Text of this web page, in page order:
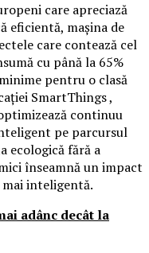
care apreciază
eficientă, mașina de
care contează cel
cu până la 65%
pentru o clasă
SmartThings ,
continuu
pe parcursul
ecologică fără a
înseamnă un impact
mai inteligentă.
adânc decât la